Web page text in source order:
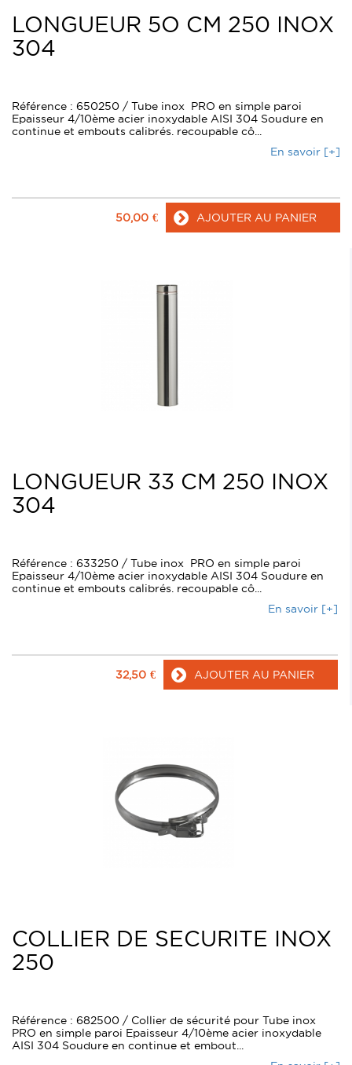
LONGUEUR 5O CM 250 INOX
304
Référence : 650250 / Tube inox PRO en simple paroi
Epaisseur 4/10ème acier inoxydable AISI 304 Soudure en
continue et embouts calibrés. recoupable cô...
En savoir [+]
50,00 € AJOUTER AU PANIER
LONGUEUR 33 CM 250 INOX
304
Référence : 633250 / Tube inox PRO en simple paroi
Epaisseur 4/10ème acier inoxydable AISI 304 Soudure en
continue et embouts calibrés. recoupable cô...
En savoir [+]
32,50 € AJOUTER AU PANIER
COLLIER DE SECURITE INOX
250
Référence : 682500 / Collier de sécurité pour Tube inox
PRO en simple paroi Epaisseur 4/10ème acier inoxydable
AISI 304 Soudure en continue et embout...